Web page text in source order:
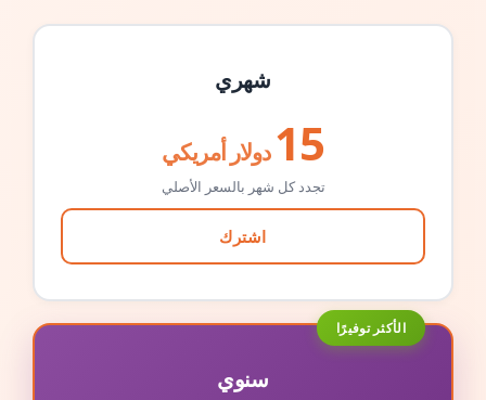
شهري
15 دولار أمريكي
تجدد كل شهر بالسعر الأصلي
اشترك
الأكثر توفيرًا
سنوي